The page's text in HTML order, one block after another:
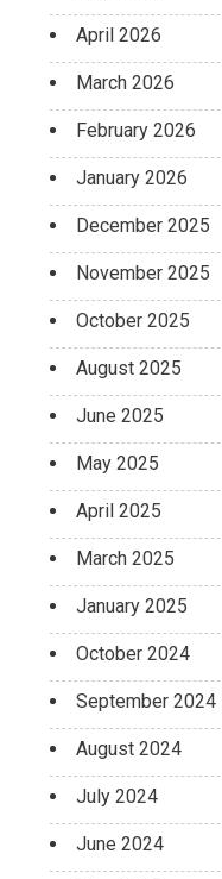
April 2026
March 2026
February 2026
January 2026
December 2025
November 2025
October 2025
August 2025
June 2025
May 2025
April 2025
March 2025
January 2025
October 2024
September 2024
August 2024
July 2024
June 2024